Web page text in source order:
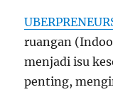
ruangan
menjadi isu
penting,